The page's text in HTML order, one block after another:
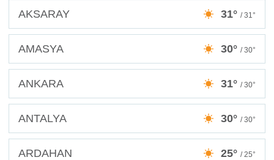
AKSARAY 31° / 31°
AMASYA 30° / 30°
ANKARA 31° / 30°
ANTALYA 30° / 30°
ARDAHAN 25° / 25°